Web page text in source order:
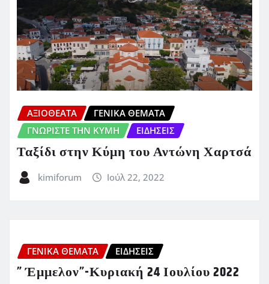
ΑΞΙΟΘΕΑΤΑ
ΓΕΝΙΚΑ ΘΕΜΑΤΑ
ΓΝΩΡΙΣΤΕ ΤΗΝ ΚΥΜΗ
ΕΙΔΗΣΕΙΣ
Ταξίδι στην Κύμη του Αντώνη Χαρτσά
kimiforum Ιούλ 22, 2022
ΓΕΝΙΚΑ ΘΕΜΑΤΑ ΕΙΔΗΣΕΙΣ
” Έμμελον”-Κυριακή 24 Ιουλίου 2022